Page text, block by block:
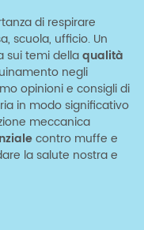
di respirare
scuola, ufficio. Un
sui temi dellaqualità
negli
opinioni e consigli di
in modo significativo
meccanica
contro muffe e
la salute nostra e